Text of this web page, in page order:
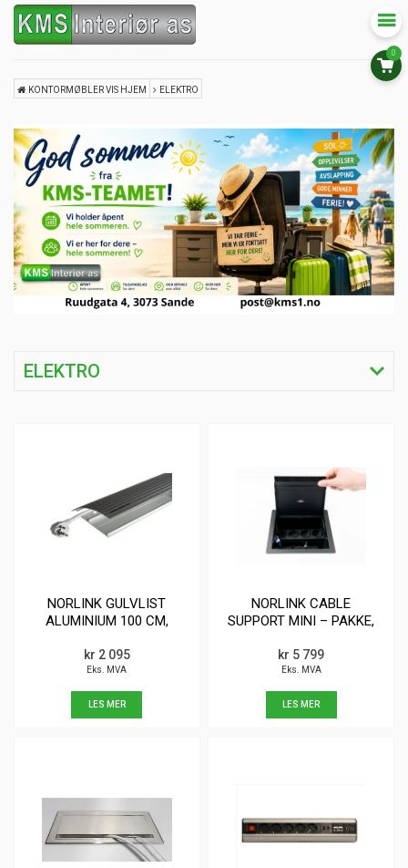
0
KONTORMØBLER VIS HJEM ELEKTRO
ELEKTRO
NORLINK GULVLIST
ALUMINIUM 100 CM,
kr 2 095
Eks. MVA
LES MER
NORLINK CABLE
SUPPORT MINI – PAKKE,
kr 5 799
Eks. MVA
LES MER